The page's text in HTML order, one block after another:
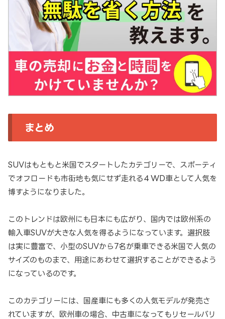
まとめ
SUVはもともと米国でスタートしたカテゴリーで、スポーティ
でオフロードも市街地も気にせず走れる４WD車として人気を
博すようになりました。
このトレンドは欧州にも日本にも広がり、国内では欧州系の
輸入車SUVが大きな人気を得るようになっています。選択肢
は実に豊富で、小型のSUVから7名が乗車できる米国で人気の
サイズのものまで、用途にあわせて選択することができるよう
になっているのです。
このカテゴリーには、国産車にも多くの人気モデルが発売さ
れていますが、欧州車の場合、中古車になってもリセールバリ